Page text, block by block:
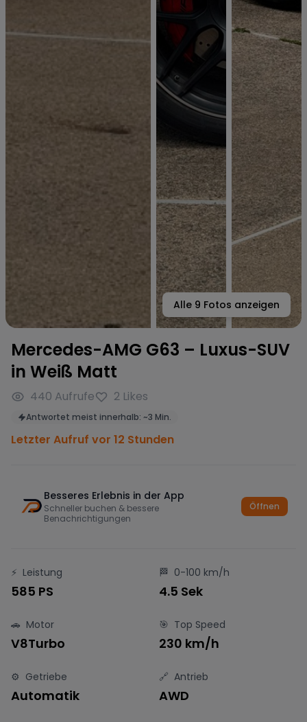
Alle 9 Fotos anzeigen
Mercedes-AMG G63 – Luxus-SUV
in Weiß Matt
440 Aufrufe 2 Likes
Antwortet meist innerhalb: ~3 Min.
Letzter Aufruf vor 12 Stunden
Besseres Erlebnis in der App
Schneller buchen & bessere
Benachrichtigungen
Öffnen
⚡ Leistung
585 PS
🏁 0-100 km/h
4.5 Sek
🚗 Motor
V8Turbo
🎯 Top Speed
230 km/h
⚙️ Getriebe
Automatik
🔗 Antrieb
AWD